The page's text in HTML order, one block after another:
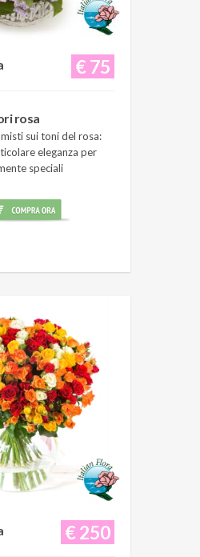
€ 75
rosa
sui toni del rosa:
eleganza per
speciali
€ 250